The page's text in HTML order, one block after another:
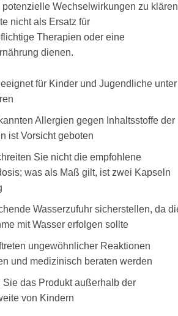
potenzielle Wechselwirkungen zu
nicht als Ersatz für
Therapien oder eine
dienen.
für Kinder und Jugendliche unter
Allergien gegen Inhaltsstoffe der
ist Vorsicht geboten
Sie nicht die empfohlene
was als Maß gilt, ist zwei Kapseln
Wasserzufuhr sicherstellen, da
mit Wasser erfolgen sollte
ungewöhnlicher Reaktionen
und medizinisch beraten werden
Sie das Produkt außerhalb der
von Kindern